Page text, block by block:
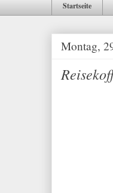
Startseite
Montag,